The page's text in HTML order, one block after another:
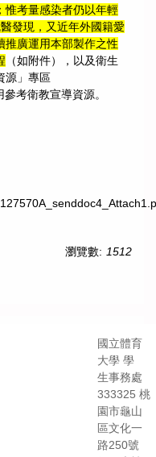
惟考量感染者仍以年輕
發現，又近年外國籍愛
推廣運用本部製作之性
（如附件），以及衛生
源」專區
考衛教宣導資源。
瀏覽數: 1512
國立體育
大學 學
生事務處
333325 桃
園市龜山
區文化一
路250號